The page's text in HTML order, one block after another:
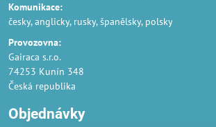
Komunikace:
česky, anglicky, rusky, španělsky, polsky
Provozovna:
Gairaca s.r.o.
74253 Kunín 348
Česká republika
Objednávky